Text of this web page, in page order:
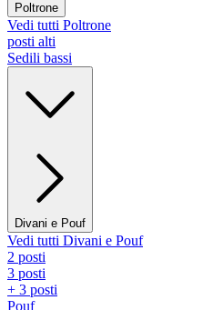
Poltrone
Vedi tutti Poltrone
posti alti
Sedili bassi
Divani e Pouf
Vedi tutti Divani e Pouf
2 posti
3 posti
+ 3 posti
Pouf